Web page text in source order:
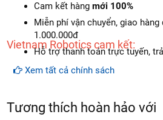
Vietnam Robotics cam kết:
Cam kết hàngmới 100%
Miễn phí vận chuyển, giao
1.000.000đ
Hỗ trợ thanh toán trực tuyến,
Xem tất cả chính sách
Tương thích hoàn hảo với